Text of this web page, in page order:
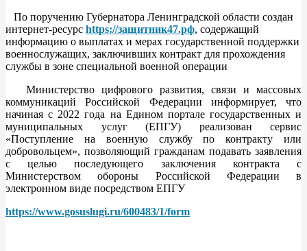
По поручению Губернатора Ленинградской области создан
интернет-ресурс https://защитник47.рф, содержащий
информацию о выплатах и мерах государственной поддержки
военнослужащих, заключивших контракт для прохождения
службы в зоне специальной военной операции
Министерство цифрового развития, связи и массовых
коммуникаций Российской Федерации информирует, что
начиная с 2022 года на Едином портале государственных и
муниципальных услуг (ЕПГУ) реализован сервис
«Поступление на военную службу по контракту или
добровольцем», позволяющий гражданам подавать заявления
с целью последующего заключения контракта с
Министерством обороны Российской Федерации в
электронном виде посредством ЕПГУ
https://www.gosuslugi.ru/600483/1/form